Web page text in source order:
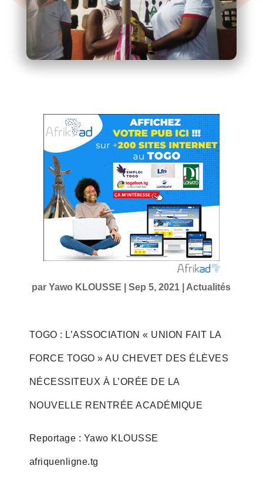
parYawo KLOUSSE |Sep 5, 2021 Actualités
TOGO : L’ASSOCIATION « UNION FAIT LA
FORCE TOGO » AU CHEVET DES ÉLÈVES
NÉCESSITEUX À L’ORÉE DE LA
NOUVELLE RENTRÉE ACADÉMIQUE
Reportage : Yawo KLOUSSE
afriquenligne.tg